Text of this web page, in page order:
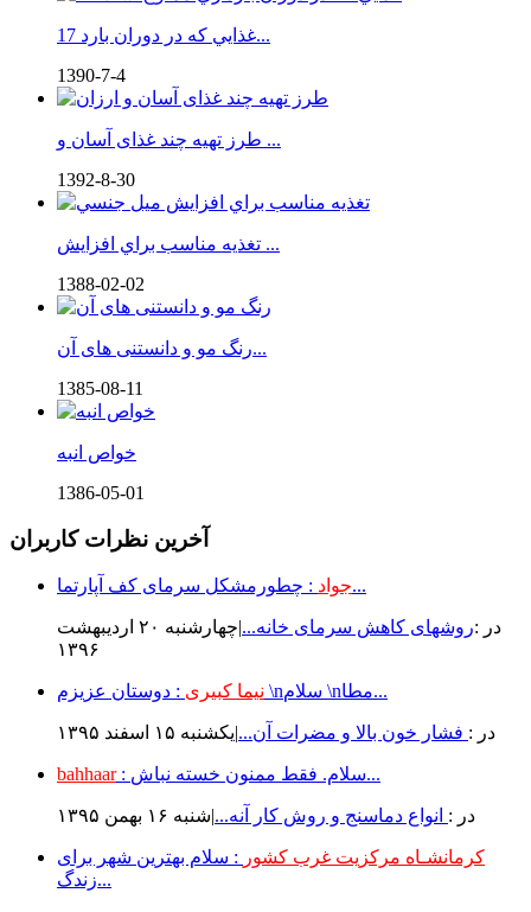
17 غذايي كه در دوران بارد...
1390-7-4
طرز تهیه چند غذای آسان و ...
1392-8-30
تغذيه مناسب براي افزايش ...
1388-02-02
رنگ مو و دانستنی های آن...
1385-08-11
خواص انبه
1386-05-01
آخرین نظرات کاربران
جواد: چطورمشکل سرمای کف آپارتما...
در :روشهای کاهش سرمای خانه...
|چهارشنبه ۲۰ ارديبهشت
۱۳۹۶
نیما کبیری : دوستان عزیزم \nسلام \nمطا...
در : فشار خون بالا و مضرات آن... |يكشنبه ۱۵ اسفند ۱۳۹۵
bahhaar : سلام. فقط ممنون خسته نباش...
در : انواع دماسنج و روش كار آنه... |شنبه ۱۶ بهمن ۱۳۹۵
کرمانشـاه مرکزیت غرب کشور : سلام بهترین شهر برای
زندگ...